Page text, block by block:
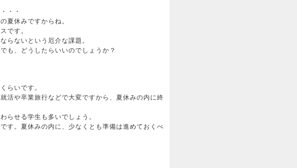
・・
夏休みですからね。
です。
らないという厄介な課題。
も、どうしたらいいのでしょうか？
らいです。
活や卒業旅行などで大変ですから、夏休みの内に終
らせる学生も多いでしょう。
す。夏休みの内に、少なくとも準備は進めておくべ